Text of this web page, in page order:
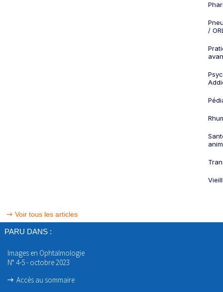
/
Voir tous les articles
PARU DANS :
Images en Ophtalmologie
N° 4-5 - octobre 2023
Accès au sommaire